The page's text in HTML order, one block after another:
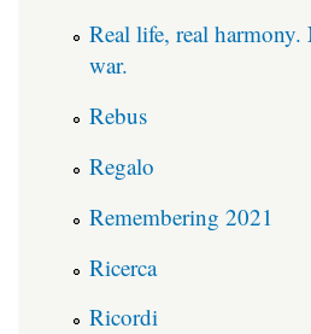
Real life, real harmony.
war.
Rebus
Regalo
Remembering 2021
Ricerca
Ricordi